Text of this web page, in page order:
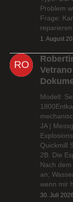
Problem
Frage:
1. August
Modell:
JA |
Quickmill
2B. Die
Nach
an;
wenn mir
30. Juli